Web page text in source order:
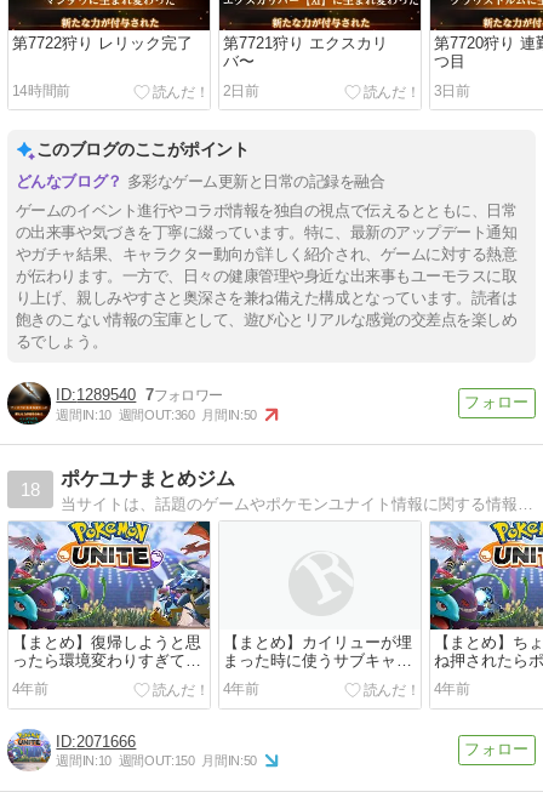
第7722狩り レリック完了
14時間前
第7721狩り エクスカリ
バ〜
2日前
第7720狩り 連
つ目
3日前
このブログのここがポイント
多彩なゲーム更新と日常の記録を融合
ゲームのイベント進行やコラボ情報を独自の視点で伝えるとともに、日常
の出来事や気づきを丁寧に綴っています。特に、最新のアップデート通知
やガチャ結果、キャラクター動向が詳しく紹介され、ゲームに対する熱意
が伝わります。一方で、日々の健康管理や身近な出来事もユーモラスに取
り上げ、親しみやすさと奥深さを兼ね備えた構成となっています。読者は
飽きのこない情報の宝庫として、遊び心とリアルな感覚の交差点を楽しめ
るでしょう。
1289540 7
週間IN:10 週間OUT:360 月間IN:50
18
ポケユナまとめジム
当サイトは、話題のゲームやポケモンユナイト情報に関する情報の5chやTwitterの声をまとめています。
【まとめ】復帰しようと思
ったら環境変わりすぎてる
ほか
4年前
【まとめ】カイリューが埋
まった時に使うサブキャラ
って何がおすすめ？ ほか
4年前
【まとめ】ち
ね押されたら
直す？
4年前
2071666
週間IN:10 週間OUT:150 月間IN:50